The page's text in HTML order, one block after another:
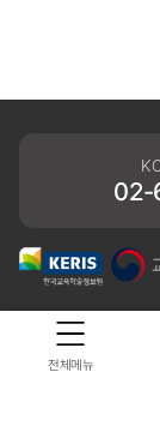
02-
개인정보처리방침
41061 대구광역시
전체메뉴